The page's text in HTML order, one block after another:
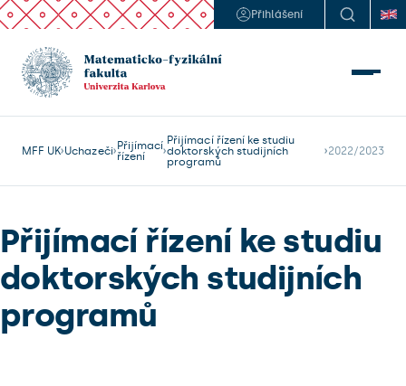
Přihlášení
MFF UK Uchazeči Přijímací
řízení
Přijímací řízení ke studiu
doktorských studijních
programů
2022/2023
Přijímací řízení ke studiu
doktorských studijních
programů